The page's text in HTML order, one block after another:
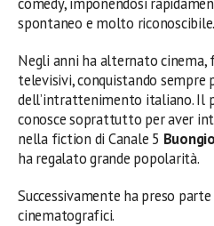
spontaneo e molto riconoscibile.
Negli anni ha alternato
televisivi, conquistando sempre
dell’intrattenimento italiano. Il
conosce soprattutto per aver
nella fiction di Canale 5
ha regalato grande popolarità.
Successivamente ha preso
cinematografici.